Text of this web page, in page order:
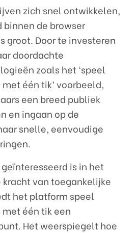
zich snel ontwikkelen,
binnen de browser
groot. Door te investeren
doordachte
zoals het ‘speel
één tik’ voorbeeld,
een breed publiek
en ingaan op de
snelle, eenvoudige
is in het
kracht van toegankelijke
het platform speel
met één tik een
Het weerspiegelt hoe